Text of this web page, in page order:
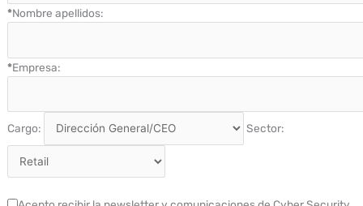
*Nombre apellidos:
*Empresa:
Cargo: Sector: